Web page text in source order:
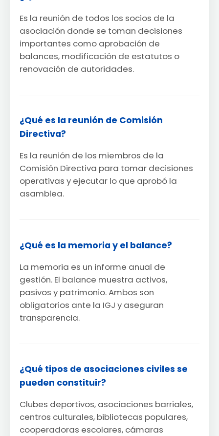
Es la reunión de todos los socios de la
asociación donde se toman decisiones
importantes como aprobación de
balances, modificación de estatutos o
renovación de autoridades.
¿Qué es la reunión de Comisión
Directiva?
Es la reunión de los miembros de la
Comisión Directiva para tomar decisiones
operativas y ejecutar lo que aprobó la
asamblea.
¿Qué es la memoria y el balance?
La memoria es un informe anual de
gestión. El balance muestra activos,
pasivos y patrimonio. Ambos son
obligatorios ante la IGJ y aseguran
transparencia.
¿Qué tipos de asociaciones civiles se
pueden constituir?
Clubes deportivos, asociaciones barriales,
centros culturales, bibliotecas populares,
cooperadoras escolares, cámaras